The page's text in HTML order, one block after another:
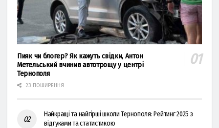
Пияк чи блогер? Як кажуть свідки, Антон
Метельський вчинив автотрощу у центрі
Тернополя
23 ПОШИРЕННЯ
Найкращі та найгірші школи Тернополя: Рейтинг 2025 з
відгуками та статистикою